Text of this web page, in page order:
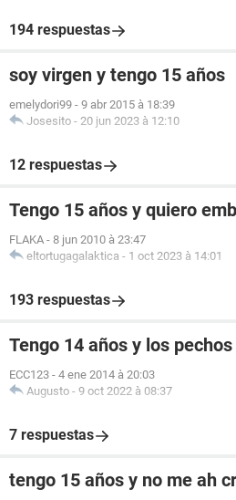
194 respuestas
soy virgen y tengo 15 años
emelydori99 - 9 abr 2015 à 18:39
Josesito - 20 jun 2023 à 12:10
12 respuestas
Tengo 15 años y quiero
FLAKA - 8 jun 2010 à 23:47
eltortugagalaktica - 1 oct 2023 à 14:01
193 respuestas
Tengo 14 años y los
ECC123 - 4 ene 2014 à 20:03
Augusto - 9 oct 2022 à 08:37
7 respuestas
tengo 15 años y no me ah